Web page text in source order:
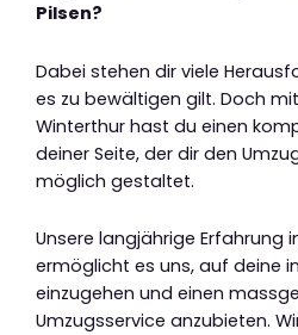
Pilsen?
Dabei stehen dir viele
es zu bewältigen gilt. Doch
Winterthur hast du einen
deiner Seite, der dir den
möglich gestaltet.
Unsere langjährige Erfahrung
ermöglicht es uns, auf deine
einzugehen und einen
Umzugsservice anzubieten.